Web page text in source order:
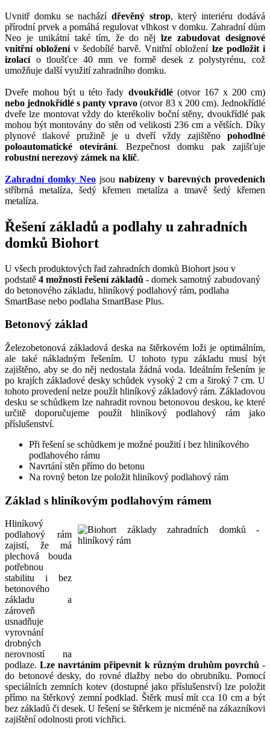
Uvnitř domku se nachází dřevěný strop, který interiéru dodává
přírodní prvek a pomáhá regulovat vlhkost v domku. Zahradní dům
Neo je unikátní také tím, že do nějlze zabudovat designové
vnitřní obloženív šedobílé barvě. Vnitřní obložení lze podložit i
izolacío tloušťce 40 mm ve formě desek z polystyrénu, což
umožňuje další využití zahradního domku.
Dveře mohou být u této řady dvoukřídlé(otvor 167 x 200 cm)
nebo jednokřídlé s panty vpravo (otvor 83 x 200 cm). Jednokřídlé
dveře lze montovat vždy do kterékoliv boční stěny, dvoukřídlé pak
mohou být montovány do stěn od velikosti 236 cm a větších. Díky
plynové tlakové pružině je u dveří vždy zajištěno pohodlné
poloautomatické otevírání. Bezpečnost domku pak zajišťuje
robustní nerezový zámek na klíč.
Zahradní domky Neo jsou nabízeny v barevných provedeních
stříbrná metalíza, šedý křemen metalíza a tmavě šedý křemen
metalíza.
Řešení základů a podlahy u zahradních
domků Biohort
U všech produktových řad zahradních domků Biohort jsou v
podstatě 4 možnosti řešení základů - domek samotný zabudovaný
do betonového základu, hliníkový podlahový rám, podlaha
SmartBase nebo podlaha SmartBase Plus.
Betonový základ
Železobetonová základová deska na štěrkovém loži je optimálním,
ale také nákladným řešením. U tohoto typu základu musí být
zajištěno, aby se do něj nedostala žádná voda. Ideálním řešením je
po krajích základové desky schůdek vysoký 2 cm a široký 7 cm. U
tohoto provedení nelze použít hliníkový základový rám. Základovou
desku se schůdkem lze nahradit rovnou betonovou deskou, ke které
určitě doporučujeme použít hliníkový podlahový rám jako
příslušenství.
Při řešení se schůdkem je možné použití i bez hliníkového
podlahového rámu
Navrtání stěn přímo do betonu
Na rovný beton lze položit hliníkový podlahový rám
Základ s hliníkovým podlahovým rámem
Hliníkový
podlahový rám
zajistí, že má
plechová bouda
potřebnou
stabilitu i bez
betonového
základu a
zároveň
usnadňuje
vyrovnání
drobných
nerovností na
podlaze.Lze navrtáním připevnit k různým druhům povrchů-
do betonové desky, do rovné dlažby nebo do obrubníku. Pomocí
speciálních zemních kotev (dostupné jako příslušenství) lze položit
přímo na štěrkový zemní podklad. Štěrk musí mít cca 10 cm a být
bez základů či desek. U řešení se štěrkem je nicméně na zákazníkovi
zajištění odolnosti proti vichřici.